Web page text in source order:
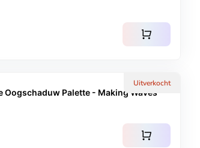
shopping_cart
Uitverkocht
Oogschaduw Palette - Making Waves
shopping_cart